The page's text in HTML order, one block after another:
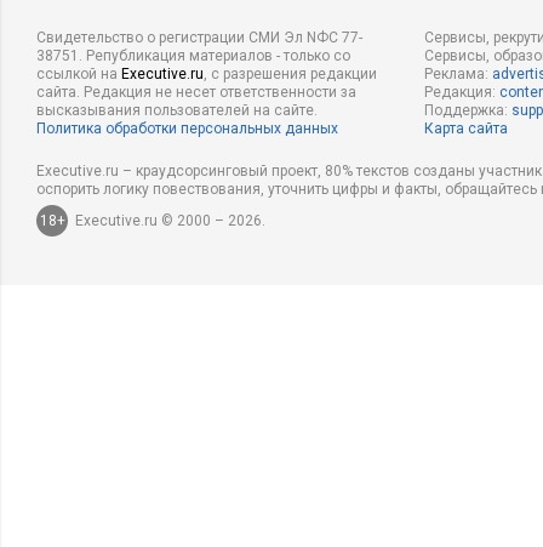
Свидетельство о регистрации СМИ Эл NФС 77-
38751. Републикация материалов - только со
ссылкой на Executive.ru, с разрешения редакции
сайта. Редакция не несет ответственности за
высказывания пользователей на сайте.
Политика обработки персональных данных
Сервисы,
Сервисы,
Реклама:
Редакция:
Поддержка:
Карта сайта
Executive.ru – краудсорсинговый проект, 80% текстов созданы
оспорить логику повествования, уточнить цифры и факты,
18+
Executive.ru © 2000 – 2026.